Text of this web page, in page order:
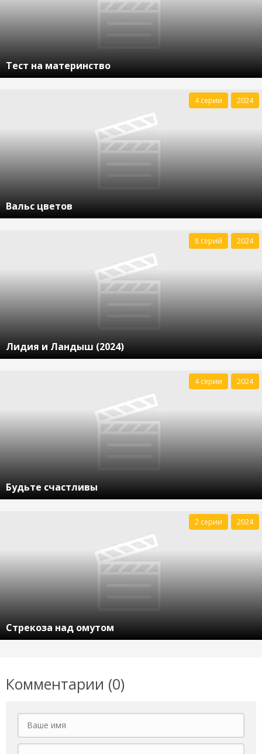
Тест на материнство
Вальс цветов
4 серии 2024
Лидия и Ландыш (2024)
8 серий 2024
Будьте счастливы
4 серии 2024
Стрекоза над омутом
2 серии 2024
Комментарии (0)